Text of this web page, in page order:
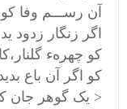
آن رســـم وفا
اگر زنگار زدود ید
کو چهرهء
کو اگر آن باع
< یک گوهر جان